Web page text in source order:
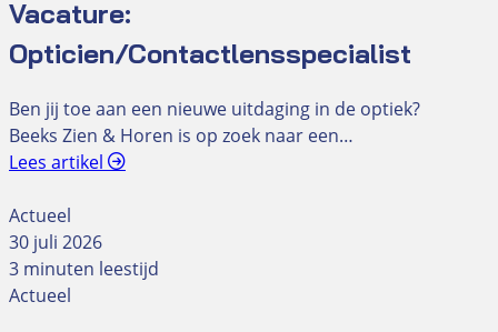
Vacature:
Opticien/Contactlensspecialist
Ben jij toe aan een nieuwe uitdaging in de optiek?
Beeks Zien & Horen is op zoek naar een…
Lees artikel
Actueel
30 juli 2026
3 minuten leestijd
Actueel